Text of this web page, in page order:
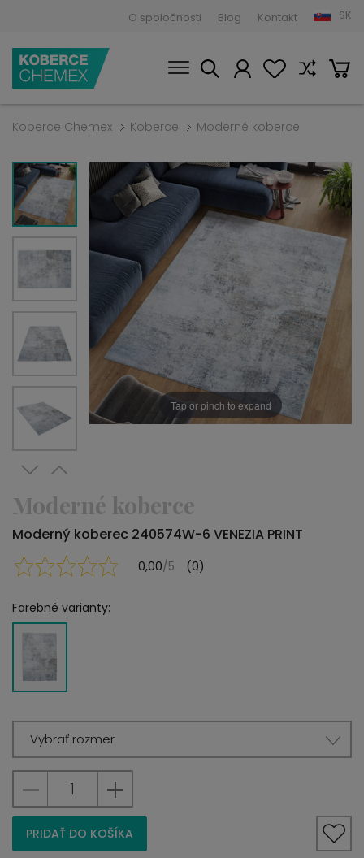
O spoločnosti Blog Kontakt SK
Koberce Chemex Koberce Moderné koberce
Tap or pinch to expand
Moderné koberce
Moderný koberec 240574W-6 VENEZIA PRINT
0,00/5 (0)
Farebné varianty:
Vybrať rozmer
PRIDAŤ DO KOŠÍKA